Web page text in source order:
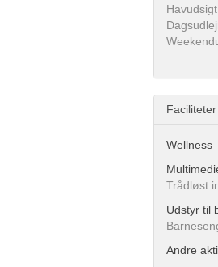
Faciliteter
Wellness
Trådløst
Udstyr til
Andre